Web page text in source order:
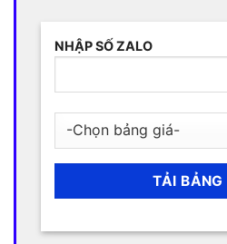
NHẬP SỐ ZALO